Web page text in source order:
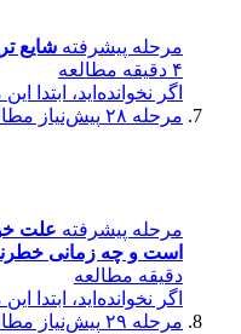
مرحله پیشرفته شایع
۴ دقیقه مطالعه
اگر نخوانده‌اید، ابتدا
مرحله ۲۸
پیش‌نیاز
مرحله پیشرفته علت
است و چه زمانی
دقیقه مطالعه
اگر نخوانده‌اید، ابتدا
مرحله ۲۹
پیش‌نیاز